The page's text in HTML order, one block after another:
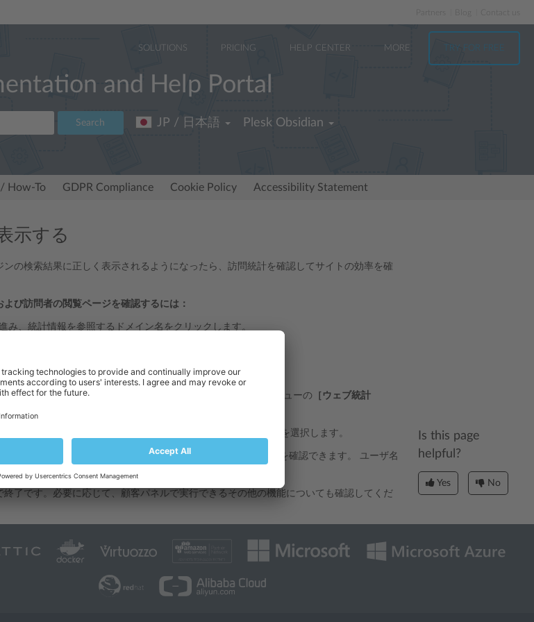
Partners
SOLUTIONS PRICING HELP CENTER MORE TRY FOR FREE
and Help Portal
Search JP / 日本語 Plesk Obsidian
How-To GDPR Compliance Cookie Policy Accessibility Statement
示する
の検索結果に正しく表示されるようになったら、訪問統計を確認してサイトの効率を確
び訪問者の閲覧ページを確認するには：
み、統計情報を参照するドメイン名をクリックします。
、サイト訪問の統計が表示されます。
たエリアで閲覧されたウェブページの統計を表示するには、メニューの ［ウェブ統計
を選択します。
plesk-stat/webstat
という URL を使用して、サイトの訪問統計を確認できます。 ユーザ名
ら、FTP アカウントのユーザ名とパスワードを指定します。
終了です。必要に応じて、顧客パネルで実行できるその他の機能についても確認してくだ
Is this page
helpful?
Yes No